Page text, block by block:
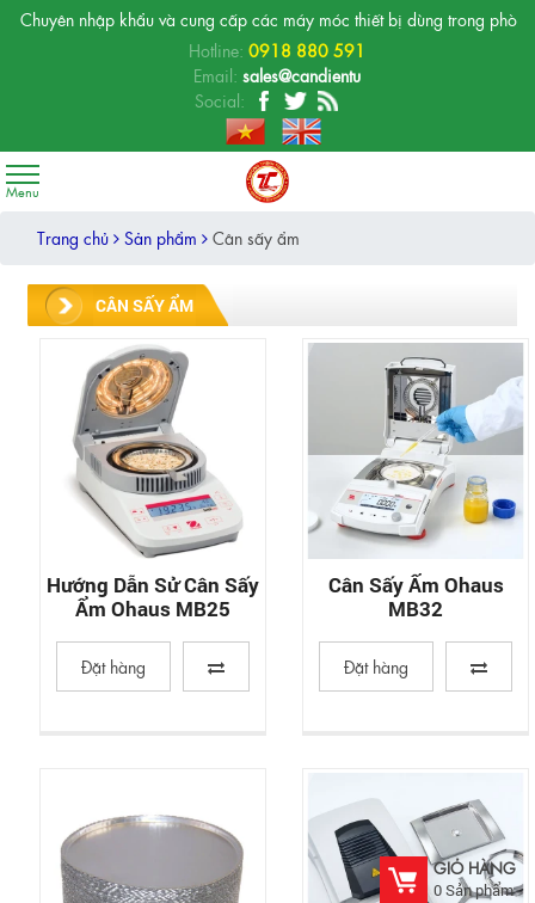
khẩu và cung cấp các máy móc thiết bị dùng trong phòng thí
Hotline:0918 880 591
Email:sales@candientu
Social:
GIỎ HÀNG
0Sản phẩm
Trang chủ Sản phẩm Cân sấy ẩm
CÂN SẤY ẨM
Hướng Dẫn Sử Cân Sấy
Ẩm Ohaus MB25
Đặt hàng
Cân Sấy Ẩm Ohaus
MB32
Đặt hàng